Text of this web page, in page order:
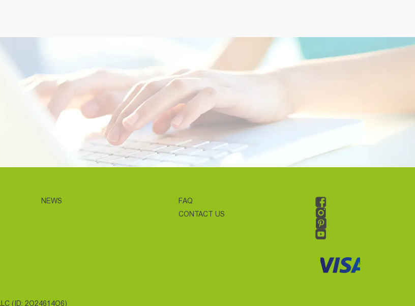
NEWS
FAQ
CONTACT US
(ID: 2O24614O6)